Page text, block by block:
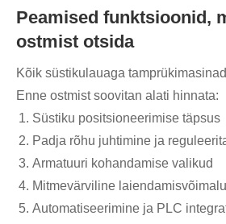
Peamised funktsioonid,
ostmist otsida
Kõik süstikulauaga
Enne ostmist soovitan alati hinnata:
Süstiku positsioneerimise täpsus
Padja rõhu juhtimine ja
Armatuuri kohandamise valikud
Mitmevärviline
Automatiseerimine ja PLC